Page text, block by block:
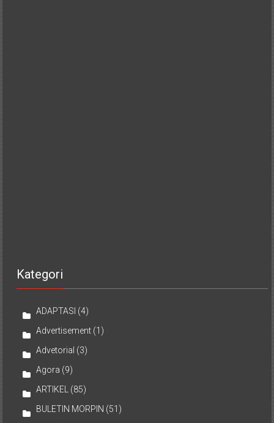
Kategori
ADAPTASI (4)
Advertisement (1)
Advetorial (3)
Agora (9)
ARTIKEL (85)
BULETIN MORPIN (51)